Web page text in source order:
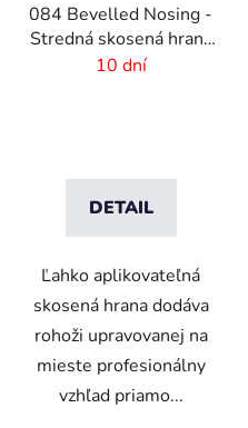
084 Bevelled Nosing -
Stredná skosená hrana
pre rohože - 4 mm
10 dní
DETAIL
Ľahko aplikovateľná
skosená hrana dodáva
rohoži upravovanej na
mieste profesionálny
vzhľad priamo...